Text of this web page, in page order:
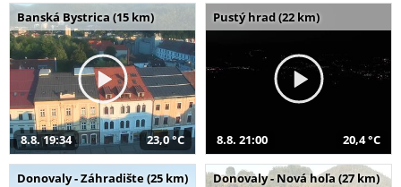
Banská Bystrica (15 km)
8.8. 19:34 23,0 °C
Pustý hrad (22 km)
8.8. 21:00 20,4 °C
Donovaly - Záhradište (25 km) Donovaly - Nová hoľa (27 km)